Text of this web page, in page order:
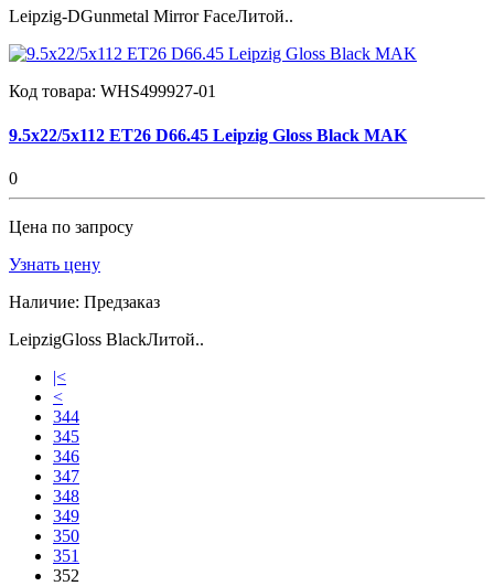
Leipzig-DGunmetal Mirror FaceЛитой..
Код товара: WHS499927-01
9.5x22/5x112 ET26 D66.45 Leipzig Gloss Black MAK
0
Цена по запросу
Узнать цену
Наличие: Предзаказ
LeipzigGloss BlackЛитой..
|<
<
344
345
346
347
348
349
350
351
352